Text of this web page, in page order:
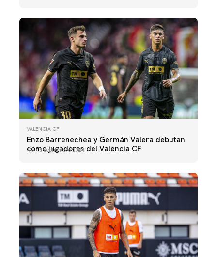
VALENCIA CF
Enzo Barrenechea y Germán Valera debutan
como jugadores del Valencia CF
16 septiembre 2024